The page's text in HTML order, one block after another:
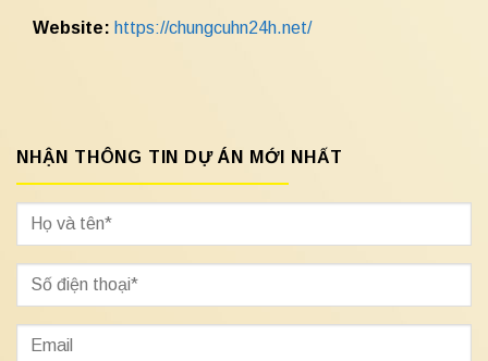
Website: https://chungcuhn24h.net/
NHẬN THÔNG TIN DỰ ÁN MỚI NHẤT